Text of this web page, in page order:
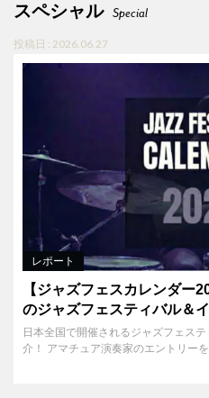
スペシャル Special
投稿日 : 2026.06.27
レポート
【ジャズフェスカレンダー
のジャズフェスティバル＆
日本全国で開催されるジャズフェス
介！ アマチュア演奏家のエントリーを